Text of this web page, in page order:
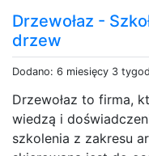
Drzewołaz -
drzew
Dodano: 6 miesięcy 3
Drzewołaz to firma,
wiedzą i
szkolenia z zakresu